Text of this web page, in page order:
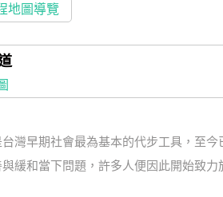
地圖導覽
灣早期社會最為基本的代步工具，至
緩和當下問題，許多人便因此開始致